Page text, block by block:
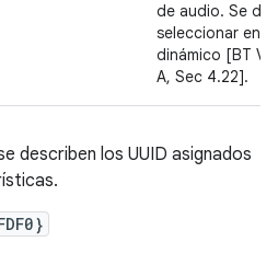
de audio. Se
seleccionar en
dinámico [BT
A, Sec 4.22].
describen los UUID asignados